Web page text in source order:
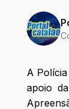
A
apoio